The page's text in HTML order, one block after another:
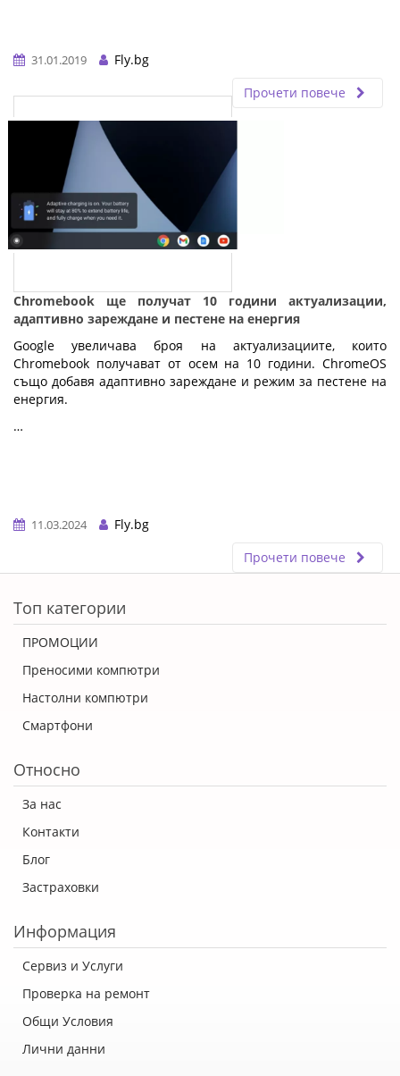
31.01.2019
Fly.bg
Прочети повече
Chromebook ще получат 10 години актуализации,
адаптивно зареждане и пестене на енергия
Google увеличава броя на актуализациите, които
Chromebook получават от осем на 10 години. ChromeOS
също добавя адаптивно зареждане и режим за пестене на
енергия.
…
11.03.2024
Fly.bg
Прочети повече
Топ категории
ПРОМОЦИИ
Преносими компютри
Настолни компютри
Смартфони
Относно
За нас
Контакти
Блог
Застраховки
Информация
Сервиз и Услуги
Проверка на ремонт
Общи Условия
Лични данни